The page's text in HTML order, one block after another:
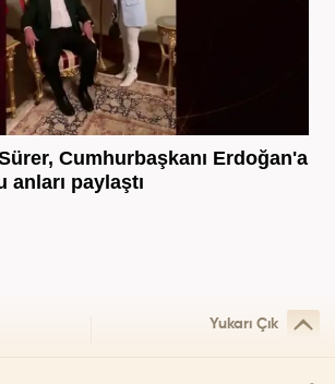
Sürer, Cumhurbaşkanı Erdoğan'a
anları paylaştı
Yukarı Çık